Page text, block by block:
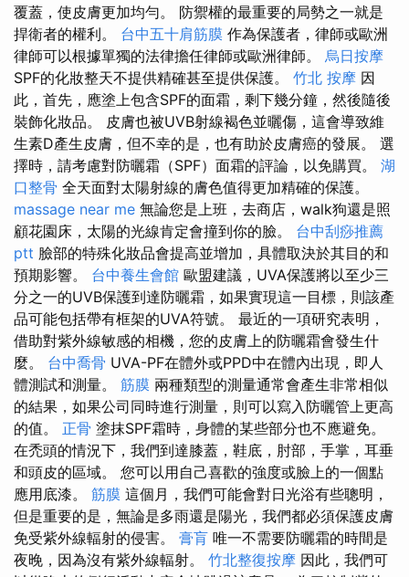
覆蓋，使皮膚更加均勻。 防禦權的最重要的局勢之一就是
捍衛者的權利。 台中五十肩筋膜 作為保護者，律師或歐洲
律師可以根據單獨的法律擔任律師或歐洲律師。 烏日按摩
SPF的化妝整天不提供精確甚至提供保護。 竹北 按摩 因
此，首先，應塗上包含SPF的面霜，剩下幾分鐘，然後隨後
裝飾化妝品。 皮膚也被UVB射線褐色並曬傷，這會導致維
生素D產生皮膚，但不幸的是，也有助於皮膚癌的發展。 選
擇時，請考慮對防曬霜（SPF）面霜的評論，以免購買。 湖
口整骨 全天面對太陽射線的膚色值得更加精確的保護。
massage near me 無論您是上班，去商店，walk狗還是照
顧花園床，太陽的光線肯定會撞到你的臉。 台中刮痧推薦
ptt 臉部的特殊化妝品會提高並增加，具體取決於其目的和
預期影響。 台中養生會館 歐盟建議，UVA保護將以至少三
分之一的UVB保護到達防曬霜，如果實現這一目標，則該產
品可能包括帶有框架的UVA符號。 最近的一項研究表明，
借助對紫外線敏感的相機，您的皮膚上的防曬霜會發生什
麼。 台中喬骨 UVA-PF在體外或PPD中在體內出現，即​​人
體測試和測量。 筋膜 兩種類型的測量通常會產生非常相似
的結果，如果公司同時進行測量，則可以寫入防曬管上更高
的值。 正骨 塗抹SPF霜時，身體的某些部分也不應避免。
在禿頭的情況下，我們到達膝蓋，鞋底，肘部，手掌，耳垂
和頭皮的區域。 您可以用自己喜歡的強度或臉上的一個點
應用底漆。 筋膜 這個月，我們可能會對日光浴有些聰明，
但是重要的是，無論是多雨還是陽光，我們都必須保護皮膚
免受紫外線輻射的侵害。 膏肓 唯一不需要防曬霜的時間是
夜晚，因為沒有紫外線輻射。 竹北整復按摩 因此，我們可